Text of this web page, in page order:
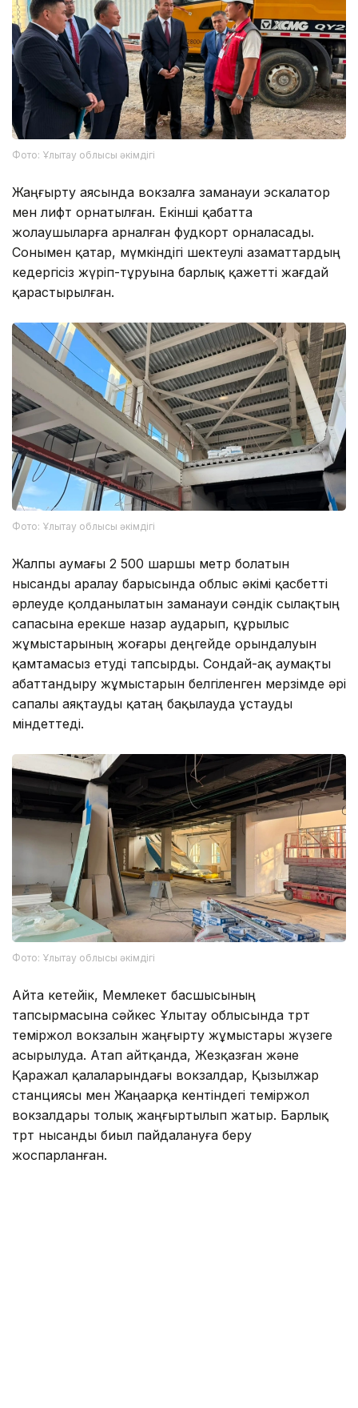
Фото: Ұлытау облысы әкімдігі
Жаңғырту аясында вокзалға заманауи эскалатор
мен лифт орнатылған. Екінші қабатта
жолаушыларға арналған фудкорт орналасады.
Сонымен қатар, мүмкіндігі шектеулі азаматтардың
кедергісіз жүріп-тұруына барлық қажетті жағдай
қарастырылған.
Фото: Ұлытау облысы әкімдігі
Жалпы аумағы 2 500 шаршы метр болатын
нысанды аралау барысында облыс әкімі қасбетті
әрлеуде қолданылатын заманауи сәндік сылақтың
сапасына ерекше назар аударып, құрылыс
жұмыстарының жоғары деңгейде орындалуын
қамтамасыз етуді тапсырды. Сондай-ақ аумақты
абаттандыру жұмыстарын белгіленген мерзімде әрі
сапалы аяқтауды қатаң бақылауда ұстауды
міндеттеді.
Фото: Ұлытау облысы әкімдігі
Айта кетейік, Мемлекет басшысының
тапсырмасына сәйкес Ұлытау облысында төрт
теміржол вокзалын жаңғырту жұмыстары жүзеге
асырылуда. Атап айтқанда, Жезқазған және
Қаражал қалаларындағы вокзалдар, Қызылжар
станциясы мен Жаңаарқа кентіндегі теміржол
вокзалдары толық жаңғыртылып жатыр. Барлық
төрт нысанды биыл пайдалануға беру
жоспарланған.